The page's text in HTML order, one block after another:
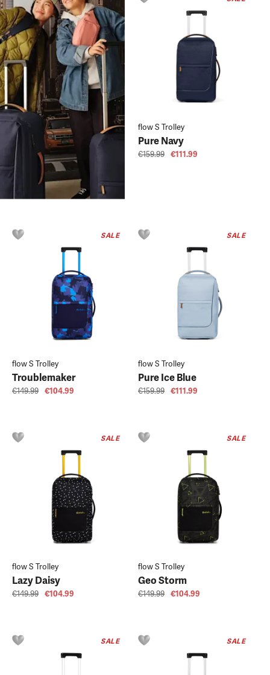
flow S Trolley
Pure Navy
€159.99 €111.99
SALE
flow S Trolley
Troublemaker
€149.99 €104.99
SALE
flow S Trolley
Pure Ice Blue
€159.99 €111.99
SALE
flow S Trolley
Lazy Daisy
€149.99 €104.99
SALE
flow S Trolley
Geo Storm
€149.99 €104.99
SALE SALE